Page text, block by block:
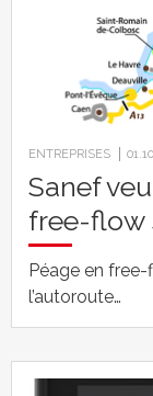
ENTREPRISES
Sanef
free-flow
Péage en free-
l’autoroute…